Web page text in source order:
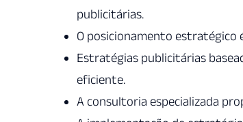
publicitárias.
O posicionamento estratégico
Estratégias publicitárias
eficiente.
A consultoria especializada